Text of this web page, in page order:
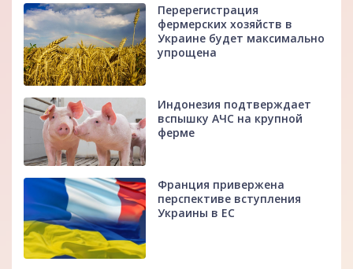
Перерегистрация
фермерских хозяйств в
Украине будет максимально
упрощена
Индонезия подтверждает
вспышку АЧС на крупной
ферме
Франция привержена
перспективе вступления
Украины в ЕС